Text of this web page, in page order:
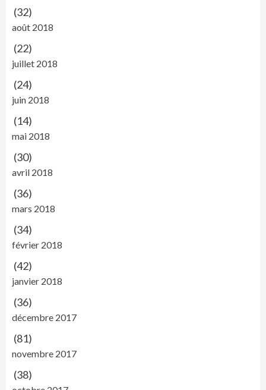
(32)
août 2018
(22)
juillet 2018
(24)
juin 2018
(14)
mai 2018
(30)
avril 2018
(36)
mars 2018
(34)
février 2018
(42)
janvier 2018
(36)
décembre 2017
(81)
novembre 2017
(38)